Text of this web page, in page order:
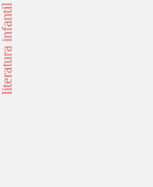
literatura infantil